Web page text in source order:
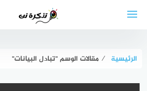
الرئيسية ⁄ مقالات الوسم "تبادل البيانات"